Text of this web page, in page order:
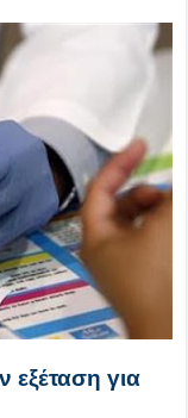
εξέταση για